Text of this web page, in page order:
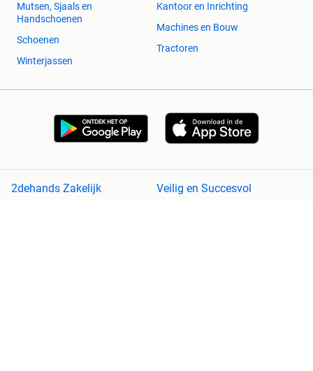
Mutsen, Sjaals en
Handschoenen
Schoenen
Winterjassen
Kantoor en Inrichting
Machines en Bouw
Tractoren
2dehands Zakelijk
Veilig en Succesvol